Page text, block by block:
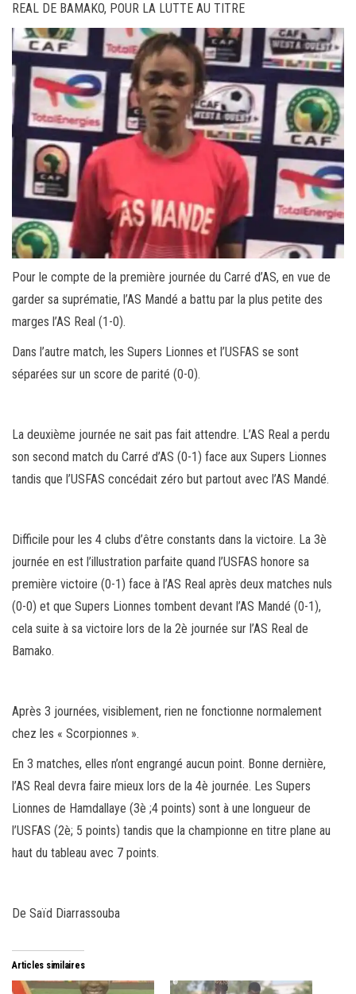
REAL DE BAMAKO, POUR LA LUTTE AU TITRE
Pour le compte de la première journée du Carré d’AS, en vue de
garder sa suprématie, l’AS Mandé a battu par la plus petite des
marges l’AS Real (1-0).
Dans l’autre match, les Supers Lionnes et l’USFAS se sont
séparées sur un score de parité (0-0).
La deuxième journée ne sait pas fait attendre. L’AS Real a perdu
son second match du Carré d’AS (0-1) face aux Supers Lionnes
tandis que l’USFAS concédait zéro but partout avec l’AS Mandé.
Difficile pour les 4 clubs d’être constants dans la victoire. La 3è
journée en est l’illustration parfaite quand l’USFAS honore sa
première victoire (0-1) face à l’AS Real après deux matches nuls
(0-0) et que Supers Lionnes tombent devant l’AS Mandé (0-1),
cela suite à sa victoire lors de la 2è journée sur l’AS Real de
Bamako.
Après 3 journées, visiblement, rien ne fonctionne normalement
chez les « Scorpionnes ».
En 3 matches, elles n’ont engrangé aucun point. Bonne dernière,
l’AS Real devra faire mieux lors de la 4è journée. Les Supers
Lionnes de Hamdallaye (3è ;4 points) sont à une longueur de
l’USFAS (2è; 5 points) tandis que la championne en titre plane au
haut du tableau avec 7 points.
De Saïd Diarrassouba
Articles similaires